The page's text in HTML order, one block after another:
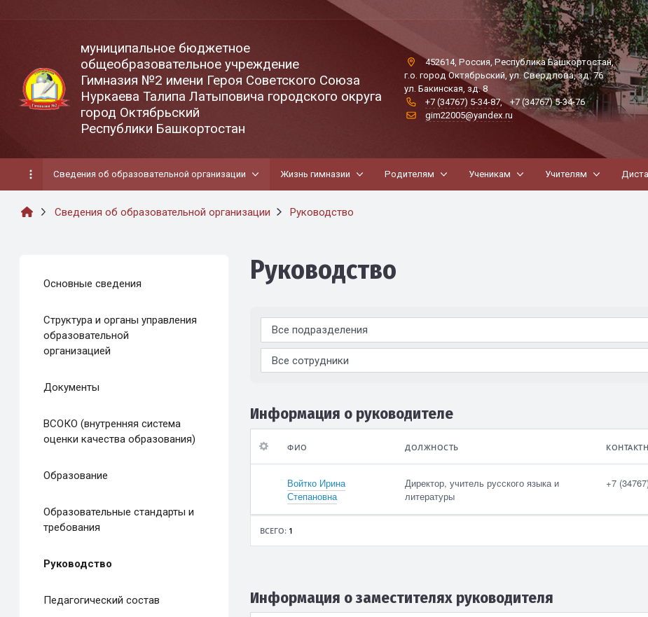
муниципальное бюджетное
общеобразовательное учреждение
Гимназия №2 имени Героя Советского Союза
Нуркаева Талипа Латыповича городского округа
город Октябрьский
Республики Башкортостан
452614, Россия, Республика Башкортостан,
г.о. город Октябрьский, ул. Свердлова, зд. 76
ул. Бакинская, зд. 8
+7 (34767) 5-34-87,
+7 (34767) 5-34-76
gim22005@yandex.ru
Сведения об образовательной организации Жизнь гимназии Родителям Ученикам Учителям
Сведения об образовательной организации Руководство
Основные сведения
Структура и органы управления
образовательной
организацией
Документы
ВСОКО (внутренняя система
оценки качества образования)
Образование
Образовательные стандарты и
требования
Руководство
Педагогический состав
Руководство
Информация о руководителе
Должность
почты
ФИО ДОЛЖНОСТЬ
Войтко Ирина
Степановна
Директор, учитель русского языка и
литературы
+7
ВСЕГО: 1
Информация о заместителях руководителя